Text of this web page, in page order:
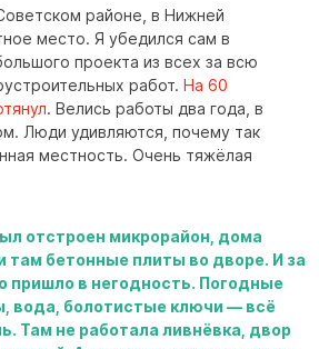
районе, в Нижней
место. Я убедился сам в
проекта из всех за всю
работ. На 60
. Велись работы два года, в
Люди удивляются, почему так
местность. Очень тяжёлая
отстроен микрорайон, дома
там бетонные плиты во дворе. И за
пришло в негодность. Погодные
вода, болотистые ключи — всё
Там не работала ливнёвка, двор